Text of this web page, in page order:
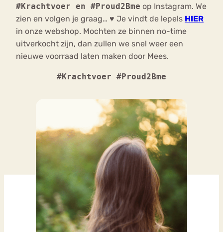
#Krachtvoer en #Proud2Bme op Instagram. We
zien en volgen je graag… ♥ Je vindt de lepels HIER
in onze webshop. Mochten ze binnen no-time
uitverkocht zijn, dan zullen we snel weer een
nieuwe voorraad laten maken door Mees.
#Krachtvoer #Proud2Bme